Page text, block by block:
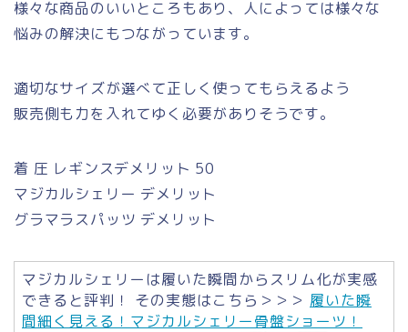
様々な商品のいいところもあり、人によっては様々な
悩みの解決にもつながっています。
適切なサイズが選べて正しく使ってもらえるよう
販売側も力を入れてゆく必要がありそうです。
着 圧 レギンスデメリット 50
マジカルシェリー デメリット
グラマラスパッツ デメリット
マジカルシェリーは履いた瞬間からスリム化が実感
できると評判！ その実態はこちら＞＞＞ 履いた瞬
間細く見える！マジカルシェリー骨盤ショーツ！